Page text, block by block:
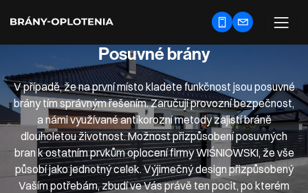
Posuvné brány
V případě, že na první místo kladete funkčnost jsou posuvné
brány tím správným řešením. Zaručují provozní bezpečnost,
a námi využívané antikorozní metody zajistí bráně
dlouholetou životnost. Možnost přizpůsobení posuvných
bran k ostatním prvkům oplocení firmy WIŚNIOWSKI, že vše
působí jako jednotný celek. Výjimečný design přizpůsobený
Vaším potřebám, zbudí ve Vás právě ten pocit, po kterém